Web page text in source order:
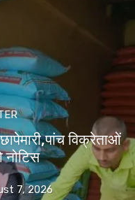
विक्रेताओं
7, 2026